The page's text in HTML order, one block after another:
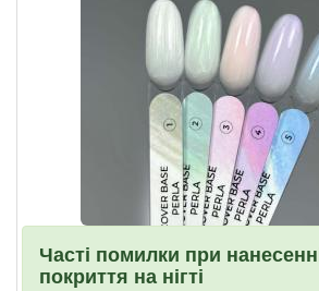
Часті помилки при
покриття на нігті